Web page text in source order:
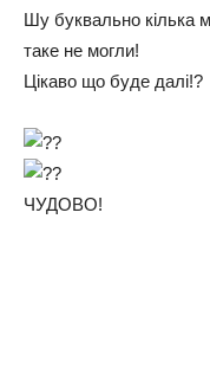
Шу буквально кілька
таке не могли!
Цікаво що буде далі!?
ЧУДОВО!